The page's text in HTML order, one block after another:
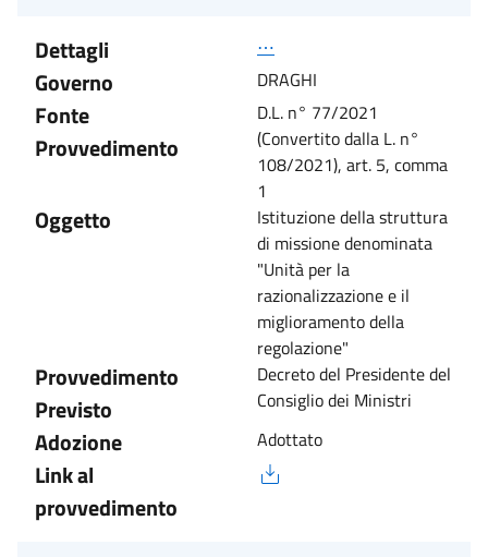
Dettagli
⋯
Governo DRAGHI
Fonte
Provvedimento
D.L. n° 77/2021
(Convertito dalla L. n°
108/2021), art. 5, comma
1
Oggetto
Istituzione della struttura
di missione denominata
"Unità per la
razionalizzazione e il
miglioramento della
regolazione"
Provvedimento
Previsto
Decreto del Presidente del
Consiglio dei Ministri
Adozione Adottato
Link al
provvedimento